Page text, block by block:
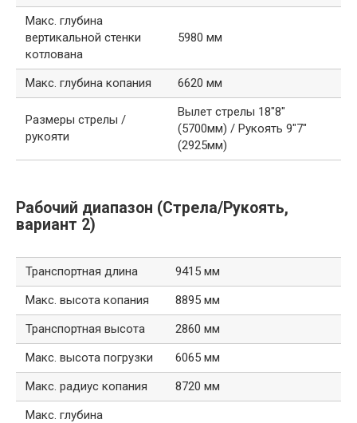
Макс. глубина
вертикальной стенки
котлована
5980 мм
Макс. глубина копания 6620 мм
Размеры стрелы /
рукояти
Вылет стрелы 18″8″
(5700мм) / Рукоять 9″7″
(2925мм)
Рабочий диапазон (Стрела/Рукоять,
вариант 2)
Транспортная длина
9415 мм
Макс. высота копания
8895 мм
Транспортная высота
2860 мм
Макс. высота погрузки
6065 мм
Макс. радиус копания
8720 мм
Макс. глубина